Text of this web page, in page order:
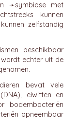
➛symbiosemet
kunnen
kunnen zelfstandig
beschikbaar
echter uit de
bevat vele
eiwitten en
bodembacteriën
opneembaar